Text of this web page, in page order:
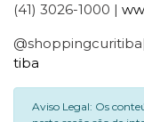
(41) 3026-1000 |
@shoppingcuritiba|
tiba
Aviso Legal: Os